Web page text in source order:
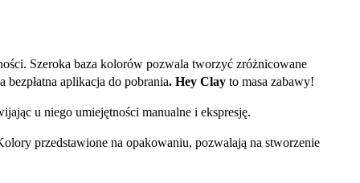
Szeroka baza kolorów pozwala tworzyć zróżnicowane
bezpłatna aplikacja do pobrania. Hey Clay to masa zabawy!
u niego umiejętności manualne i ekspresję.
przedstawione na opakowaniu, pozwalają na stworzenie